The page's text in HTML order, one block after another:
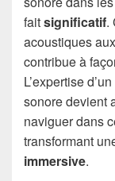
faitsignificatif.
acoustiques
contribue à
L’expertise
sonore devient
naviguer dans
transformant
immersive.